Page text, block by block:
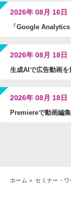
2026年 08月 16日
「Google Analytics
2026年 08月 18日
生成AIで広告動画
2026年 08月 18日
Premiereで動画編
ホーム セミナー・